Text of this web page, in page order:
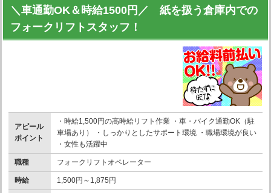
＼車通勤OK＆時給1500円／ 紙を扱う倉庫内での
フォークリフトスタッフ！
アピール
ポイント
・時給1,500円の高時給リフト作業 ・車・バイク通勤OK（駐
車場あり） ・しっかりとしたサポート環境 ・職場環境が良い
・女性も活躍中
職種 フォークリフトオペレーター
時給 1,500円～1,875円